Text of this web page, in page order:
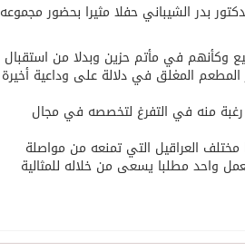
بدر الشيباني حفلا مثيرا بحضور مجموعه
وكأنهم في مأتم حزين وبدلا من استقبال
المغلق في دلالة على وداعية أخيرة
رغبة منه في التفرغ لتخصصه في مجال
العراقيل التي تمنعه من مواصلة
واحد مطلبا يسعى من خلاله للمثالية